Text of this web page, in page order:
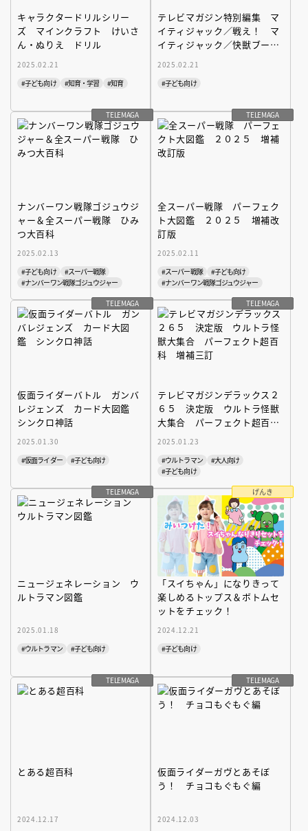
キャラクタードリルシリー
ズ マインクラフト けいさ
ん・ぬりえ ドリル
2025.02.21
#子ども向け
#知育・学習 #知育
テレビマガジン特別編集 マ
イティジャック／戦え！ マ
イティジャック／快獣ブース
2025.02.21
#子ども向け
TELEMAGA
ナンバーワン戦隊ゴジュウジ
ャー＆全スーパー戦隊 ひみ
つ大百科
2025.02.13
#子ども向け
#スーパー戦隊
#ナンバーワン戦隊ゴジュウジャー
TELEMAGA
全スーパー戦隊 パーフェク
ト大図鑑 ２０２５ 増補改
訂版
2025.02.11
#スーパー戦隊
#子ども向け
#ナンバーワン戦隊ゴジュウジャー
TELEMAGA
仮面ライダーバトル ガンバ
レジェンズ カード大図鑑
シンクロ神話
2025.01.30
#仮面ライダー
#子ども向け
TELEMAGA
テレビマガジンデラックス２
６５ 決定版 ウルトラ怪獣
大集合 パーフェクト超百
科 増補三訂
2025.01.23
#ウルトラマン
#大人向け
#子ども向け
TELEMAGA
ニュージェネレーション ウ
ルトラマン図鑑
2025.01.18
#ウルトラマン
#子ども向け
げんき
「スイちゃん」になりきって
楽しめるトップス＆ボトムセ
ットをチェック！
2024.12.21
#子ども向け
TELEMAGA
とある超百科
2024.12.17
TELEMAGA
仮面ライダーガヴとあそぼ
う！ チョコもぐもぐ編
2024.12.03